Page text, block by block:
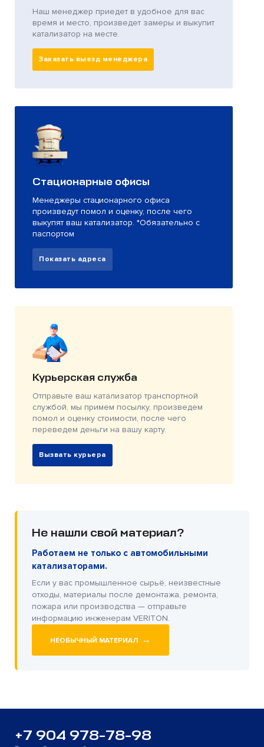
Наш менеджер приедет в удобное для вас
время и место, произведет замеры и выкупит
катализатор на месте.
Заказать выезд менеджера
Стационарные офисы
Менеджеры стационарного офиса
произведут помол и оценку, после чего
выкупят ваш катализатор. *Обязательно с
паспортом
Показать адреса
Курьерская служба
Отправьте ваш катализатор транспортной
службой, мы примем посылку, произведем
помол и оценку стоимости, после чего
переведем деньги на вашу карту.
Вызвать курьера
Не нашли свой материал?
Работаем не только с автомобильными
катализаторами.
Если у вас промышленное сырьё, неизвестные
отходы, материалы после демонтажа, ремонта,
пожара или производства — отправьте
информацию инженерам VERITON.
НЕОБЫЧНЫЙ МАТЕРИАЛ →
+7 904 978-78-98